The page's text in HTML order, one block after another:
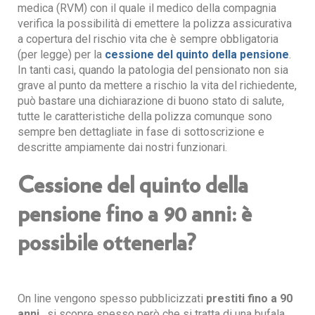
medica (RVM) con il quale il medico della compagnia
verifica la possibilità di emettere la polizza assicurativa
a copertura del rischio vita che è sempre obbligatoria
(per legge) per la cessione del quinto della pensione.
In tanti casi, quando la patologia del pensionato non sia
grave al punto da mettere a rischio la vita del richiedente,
può bastare una dichiarazione di buono stato di salute,
tutte le caratteristiche della polizza comunque sono
sempre ben dettagliate in fase di sottoscrizione e
descritte ampiamente dai nostri funzionari.
Cessione del quinto della
pensione fino a 90 anni: è
possibile ottenerla?
On line vengono spesso pubblicizzati prestiti fino a 90